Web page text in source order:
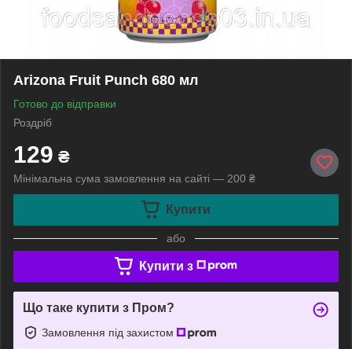
Arizona Fruit Punch 680 мл
Готово до відправки
Роздріб
129 ₴
Мінімальна сума замовлення на сайті — 200 ₴
Купити
або
Купити з
Що таке купити з Пром?
Замовлення під захистом